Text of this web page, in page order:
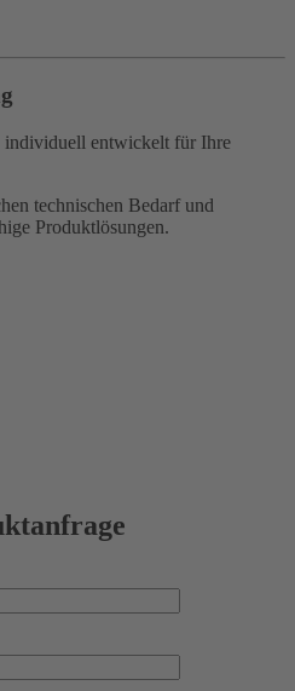
individuell entwickelt für Ihre
technischen Bedarf und
Produktlösungen.